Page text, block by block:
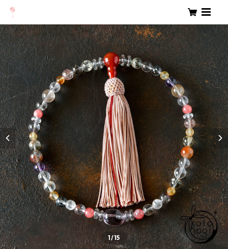
1/15